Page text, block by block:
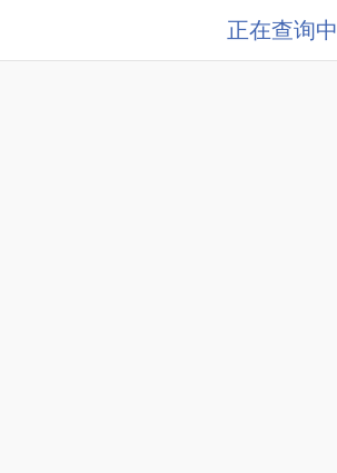
正在查询中